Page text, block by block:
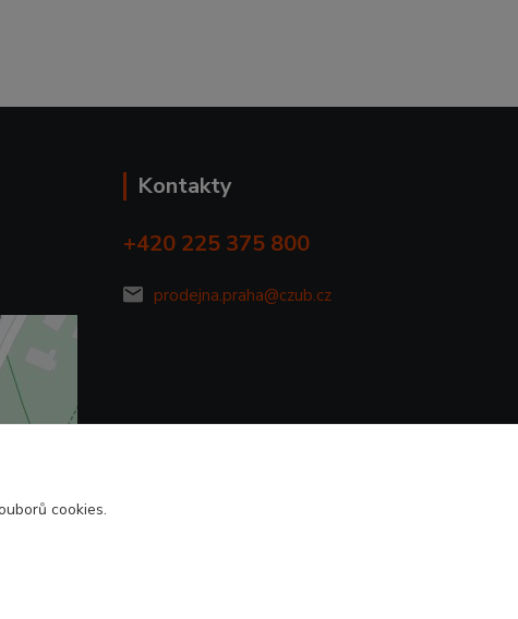
Kontakty
+420 225 375 800
prodejna.praha@czub.cz
cookies.